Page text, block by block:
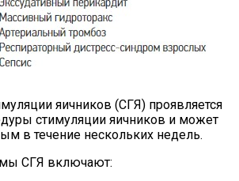
яичников (СГЯ) проявляется
стимуляции яичников и может
в течение нескольких недель.
СГЯ включают: